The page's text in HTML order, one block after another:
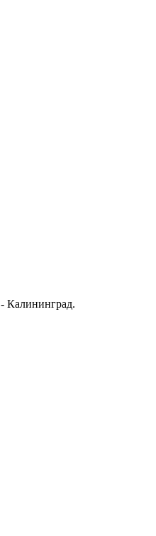
Калининград.